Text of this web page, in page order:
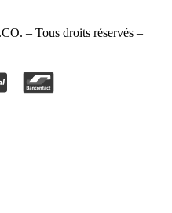
. – Tous droits réservés –